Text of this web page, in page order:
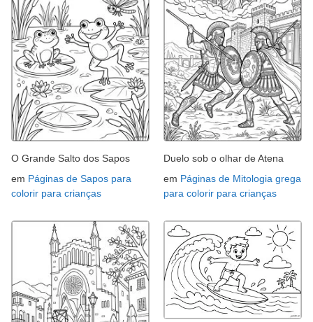
O Grande Salto dos Sapos
em Páginas de Sapos para
colorir para crianças
Duelo sob o olhar de Atena
em Páginas de Mitologia grega
para colorir para crianças